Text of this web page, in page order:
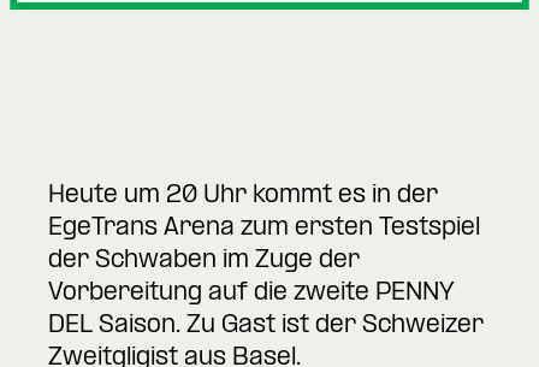
Heute um 20 Uhr kommt es in der
EgeTrans Arena zum ersten Testspiel
der Schwaben im Zuge der
Vorbereitung auf die zweite PENNY
DEL Saison. Zu Gast ist der Schweizer
Zweitgligist aus Basel.